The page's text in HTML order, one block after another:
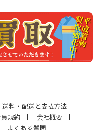
送料・配送と支払方法
規約
会社概要
よくある質問